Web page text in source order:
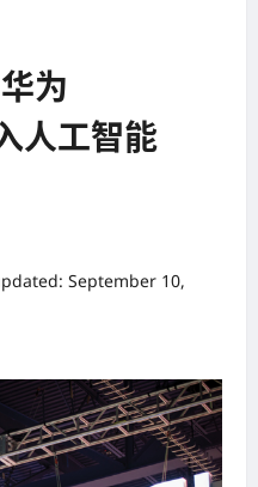
为
人工智能
September 10,